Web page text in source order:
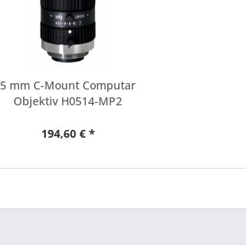
5 mm C-Mount Computar
Objektiv H0514-MP2
194,60 € *